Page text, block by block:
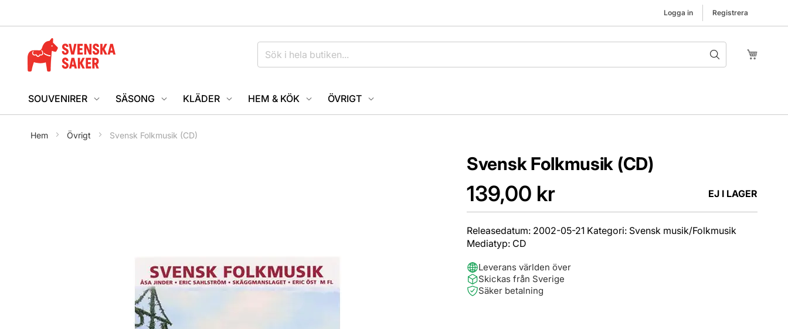
Logga in Registrera
Min
SOUVENIRER SÄSONG KLÄDER HEM & KÖK ÖVRIGT
Hem Övrigt Svensk Folkmusik (CD)
Svensk Folkmusik (CD)
139,00 kr EJ I LAGER
Releasedatum: 2002-05-21 Kategori: Svensk musik/Folkmusik
Mediatyp: CD
Leverans världen över
Skickas från Sverige
Säker betalning